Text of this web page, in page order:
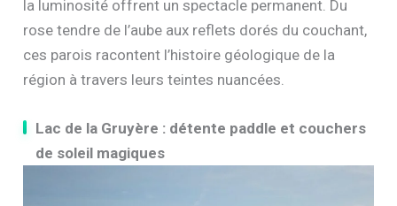
la luminosité offrent un spectacle permanent. Du
rose tendre de l’aube aux reflets dorés du couchant,
ces parois racontent l’histoire géologique de la
région à travers leurs teintes nuancées.
Lac de la Gruyère : détente paddle et couchers
de soleil magiques